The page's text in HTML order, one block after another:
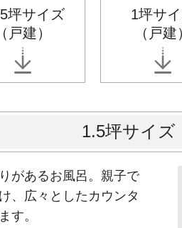
坪サイズ
（戸建）
1坪サ
（戸建
1.5坪サイズ
があるお風呂。親子で
、広々としたカウンタ
す。